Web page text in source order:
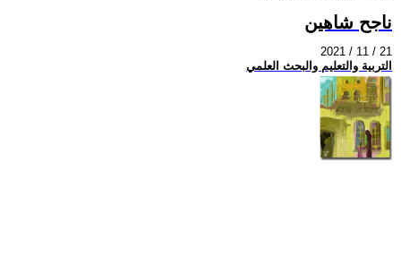
ناجح شاهين
2021 / 11 / 21
التربية والتعليم والبحث العلمي